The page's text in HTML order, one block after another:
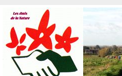
au
contenu
-
Aller
au
menu